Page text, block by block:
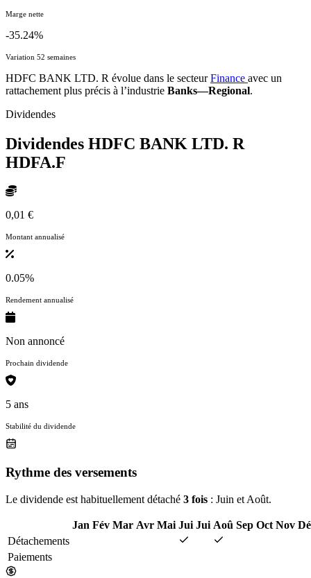
Marge nette
-35.24%
Variation 52 semaines
HDFC BANK LTD. R évolue dans le secteurFinance avec un
rattachement plus précis à l’industrie Banks—Regional.
Dividendes
Dividendes HDFC BANK LTD. R
HDFA.F
0,01 €
Montant annualisé
0.05%
Rendement annualisé
Non annoncé
Prochain dividende
5 ans
Stabilité du dividende
Rythme des versements
Le dividende est habituellement détaché 3 fois : Juin et Août.
Jan Fév Mar Avr Mai Jui Jui Aoû Sep Oct Nov
Détachements
Paiements